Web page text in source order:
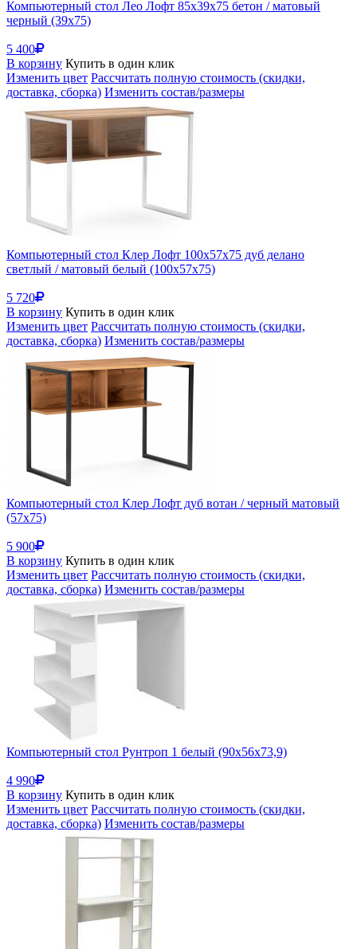
Компьютерный стол Лео Лофт 85х39х75 бетон / матовый
черный (39x75)
5 400
В корзину Купить в один клик
Изменить цвет Рассчитать полную стоимость (скидки,
доставка, сборка) Изменить состав/размеры
Компьютерный стол Клер Лофт 100х57х75 дуб делано
светлый / матовый белый (100x57x75)
5 720
В корзину Купить в один клик
Изменить цвет Рассчитать полную стоимость (скидки,
доставка, сборка) Изменить состав/размеры
Компьютерный стол Клер Лофт дуб вотан / черный матовый
(57x75)
5 900
В корзину Купить в один клик
Изменить цвет Рассчитать полную стоимость (скидки,
доставка, сборка) Изменить состав/размеры
Компьютерный стол Рунтроп 1 белый (90x56x73,9)
4 990
В корзину Купить в один клик
Изменить цвет Рассчитать полную стоимость (скидки,
доставка, сборка) Изменить состав/размеры